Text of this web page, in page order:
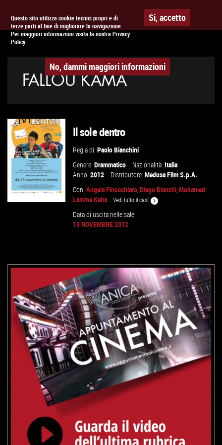
Questo sito utilizza cookie tecnici propri e di
terze parti al fine di migliorare la navigazione.
Per maggiori informazioni visita la nostra Privacy
Policy.
Si, accetto
No, dammi maggiori informazioni
APPUNTAMENTO AL CINEMA
FALLOU KAMA
Il sole dentro
Regia di:Paolo Bianchini
Genere:Drammatico Nazionalità:Italia
Anno:2012 Distributore:Medusa Film S.p.A.
Con:Angela Finocchiaro,Diego Bianchi,Mohamed
Lamine Keita...Vedi tutto il cast
Data di uscita nelle sale:
15 NOVEMBRE 2012